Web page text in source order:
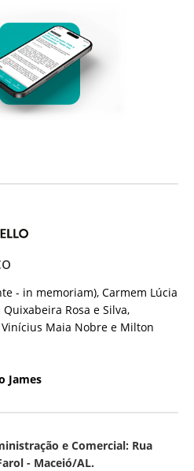
- in memoriam), Carmem Lúcia
Rosa e Silva,
Maia Nobre e Milton
James
e Comercial: Rua
- Maceió/AL.